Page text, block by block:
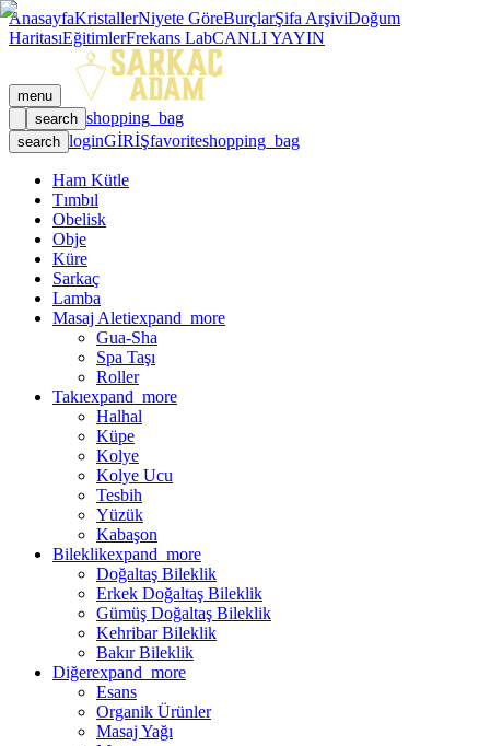
AnasayfaKristallerNiyete GöreBurçlarŞifa ArşiviDoğum
HaritasıEğitimlerFrekans LabCANLI YAYIN
menu
search shopping_bag
search loginGİRİŞfavoriteshopping_bag
Ham Kütle
Tımbıl
Obelisk
Obje
Küre
Sarkaç
Lamba
Masaj Aletiexpand_more
Gua-Sha
Spa Taşı
Roller
Takıexpand_more
Halhal
Küpe
Kolye
Kolye Ucu
Tesbih
Yüzük
Kabaşon
Bileklikexpand_more
Doğaltaş Bileklik
Erkek Doğaltaş Bileklik
Gümüş Doğaltaş Bileklik
Kehribar Bileklik
Bakır Bileklik
Diğerexpand_more
Esans
Organik Ürünler
Masaj Yağı